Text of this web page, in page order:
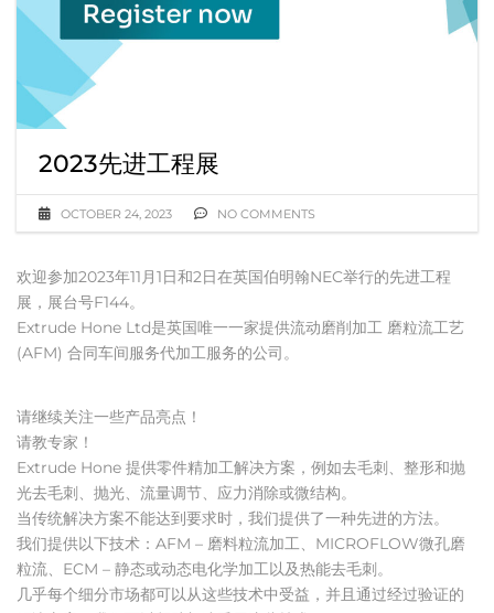
2023先进工程展
OCTOBER 24, 2023 NO COMMENTS
欢迎参加2023年11月1日和2日在英国伯明翰NEC举行的先进工程
展，展台号F144。
Extrude Hone Ltd是英国唯一一家提供流动磨削加工 磨粒流工艺
(AFM) 合同车间服务代加工服务的公司。
请继续关注一些产品亮点！
请教专家！
Extrude Hone 提供零件精加工解决方案，例如去毛刺、整形和抛
光去毛刺、抛光、流量调节、应力消除或微结构。
当传统解决方案不能达到要求时，我们提供了一种先进的方法。
我们提供以下技术：AFM – 磨料粒流加工、MICROFLOW微孔磨
粒流、ECM – 静态或动态电化学加工以及热能去毛刺。
几乎每个细分市场都可以从这些技术中受益，并且通过经过验证的